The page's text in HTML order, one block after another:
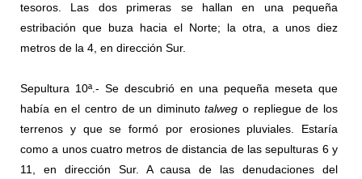
tesoros. Las dos primeras se hallan en una pequeña
estribación que buza hacia el Norte; la otra, a unos diez
metros de la 4, en dirección Sur.
Sepultura 10ª.- Se descubrió en una pequeña meseta que
había en el centro de un diminutotalweg o repliegue de los
terrenos y que se formó por erosiones pluviales. Estaría
como a unos cuatro metros de distancia de las sepulturas 6 y
11, en dirección Sur. A causa de las denudaciones del